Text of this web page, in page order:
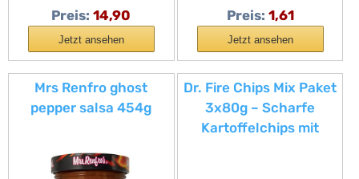
Preis: 14,90
Jetzt ansehen
Preis: 1,61
Jetzt ansehen
Mrs Renfro ghost
pepper salsa 454g
Dr. Fire Chips Mix Paket
3x80g – Scharfe
Kartoffelchips mit